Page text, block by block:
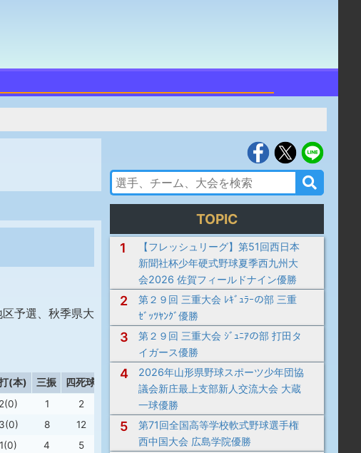
予選、秋季県大
(本) 三振 四死球
失策
2(0) 1 2
1
3(0) 8 12
3
1(0) 4 5
5
TOPIC
1
【フレッシュリーグ】第51回西日本
新聞社杯少年硬式野球夏季西九州大
会2026 佐賀フィールドナイン優勝
2
第２９回 三重大会 ﾚｷﾞｭﾗｰの部 三重
ｾﾞｯﾂﾔﾝｸﾞ優勝
3
第２９回 三重大会 ｼﾞｭﾆｱの部 打田タ
イガース優勝
4
2026年山形県野球スポーツ少年団協
議会新庄最上支部新人交流大会 大蔵
一球優勝
5
第71回全国高等学校軟式野球選手権
西中国大会 広島学院優勝